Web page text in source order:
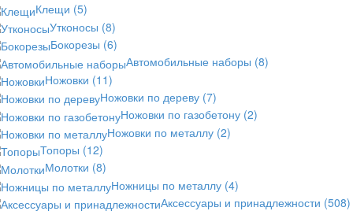
Клещи (5)
Утконосы (8)
Бокорезы (6)
Автомобильные наборы (8)
Ножовки (11)
Ножовки по дереву (7)
Ножовки по газобетону (2)
Ножовки по металлу (2)
Топоры (12)
Молотки (8)
Ножницы по металлу (4)
Аксессуары и принадлежности (508)